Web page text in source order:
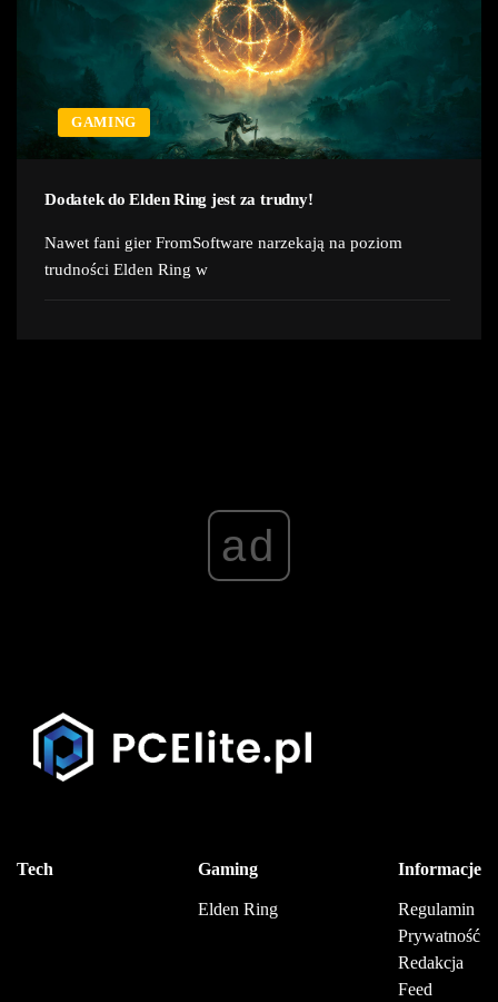
GAMING
Dodatek do Elden Ring jest za trudny!
Nawet fani gier FromSoftware narzekają na poziom
trudności Elden Ring w
ad
Tech Gaming
Elden Ring
Informacje
Regulamin
Prywatność
Redakcja
Feed